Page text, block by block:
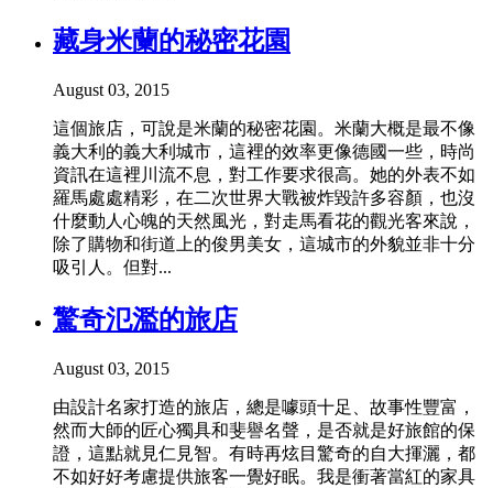
藏身米蘭的秘密花園
August 03, 2015
這個旅店，可說是米蘭的秘密花園。米蘭大概是最不像
義大利的義大利城市，這裡的效率更像德國一些，時尚
資訊在這裡川流不息，對工作要求很高。她的外表不如
羅馬處處精彩，在二次世界大戰被炸毀許多容顏，也沒
什麼動人心魄的天然風光，對走馬看花的觀光客來說，
除了購物和街道上的俊男美女，這城市的外貌並非十分
吸引人。但對...
驚奇氾濫的旅店
August 03, 2015
由設計名家打造的旅店，總是噱頭十足、故事性豐富，
然而大師的匠心獨具和斐譽名聲，是否就是好旅館的保
證，這點就見仁見智。有時再炫目驚奇的自大揮灑，都
不如好好考慮提供旅客一覺好眠。我是衝著當紅的家具